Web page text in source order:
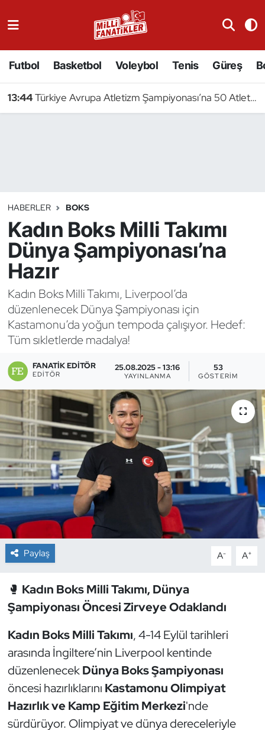
Futbol Basketbol Voleybol Tenis Güreş
13:44Türkiye Avrupa Atletizm Şampiyonası’na 50 Atletle Gidiyor
HABERLER BOKS
Kadın Boks Milli Takımı
Dünya Şampiyonası’na
Hazır
Kadın Boks Milli Takımı, Liverpool’da
düzenlenecek Dünya Şampiyonası için
Kastamonu’da yoğun tempoda çalışıyor. Hedef:
Tüm sıkletlerde madalya!
FANATIK EDITÖR
EDITÖR
25.08.2025 - 13:16
YAYINLANMA
53
GÖSTERIM
Paylaş A- A+
🥊 Kadın Boks Milli Takımı, Dünya
Şampiyonası Öncesi Zirveye Odaklandı
Kadın Boks Milli Takımı, 4-14 Eylül tarihleri
arasında İngiltere’nin Liverpool kentinde
düzenlenecekDünya Boks Şampiyonası
öncesi hazırlıklarını Kastamonu Olimpiyat
Hazırlık ve Kamp Eğitim Merkezi'nde
sürdürüyor. Olimpiyat ve dünya dereceleriyle
Badminton
Binicilik
Bisiklet
Boks
Briç
Buz Hokeyi
Buz Pateni
Çim Hokeyi
Cimnastik
Curling
Dağcılık
Dans Sporları
Dövüş Sanatı
E-Spor
Eskrim
Futbol
Futsal